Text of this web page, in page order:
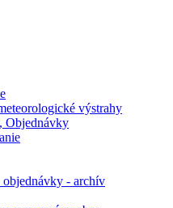
výstrahy
Objednávky
- archív